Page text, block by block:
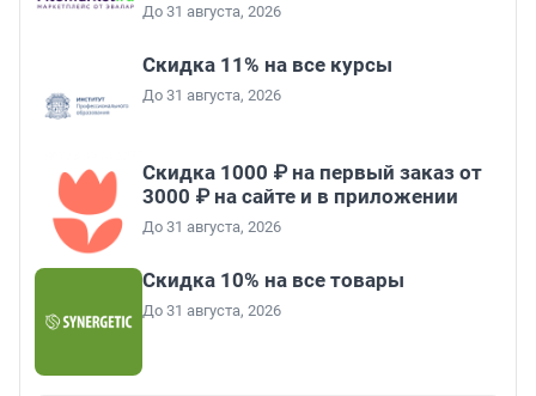
До 31 августа, 2026
Скидка 11% на все курсы
До 31 августа, 2026
Скидка 1000 ₽ на первый заказ от
3000 ₽ на сайте и в приложении
До 31 августа, 2026
Скидка 10% на все товары
До 31 августа, 2026